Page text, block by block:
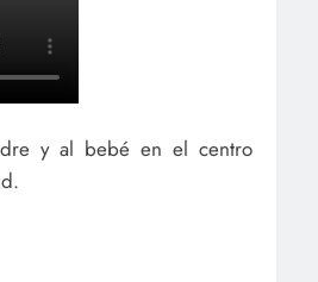
y al bebé en el centro